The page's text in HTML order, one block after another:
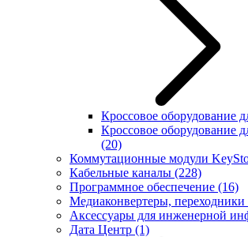
Кроссовое оборудование
Кроссовое оборудование
(20)
Коммутационные модули
Кабельные каналы (228)
Программное обеспечение (16)
Медиаконвертеры, переходники
Аксессуары для инженерной
Дата Центр (1)